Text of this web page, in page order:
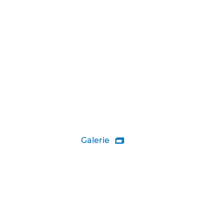
Galerie 